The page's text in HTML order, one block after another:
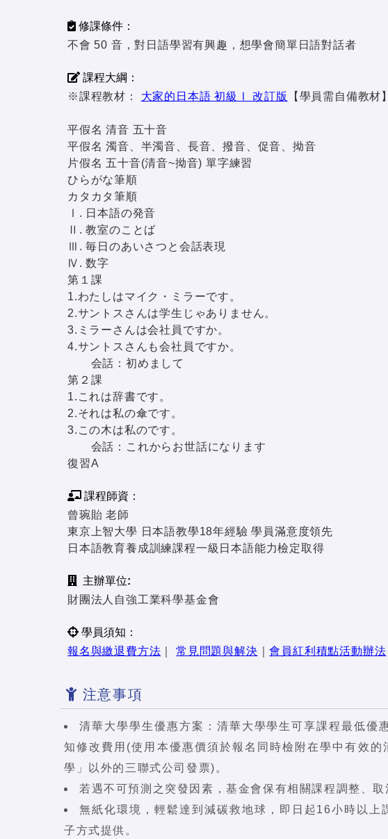
修課條件：
不會 50 音，對日語學習有興趣，想學會簡單日語對話者
課程大綱：
※課程教材： 大家的日本語 初級Ⅰ 改訂版 【學員需自備教材】
平假名 清音 五十音
平假名 濁音、半濁音、長音、撥音、促音、拗音
片假名 五十音(清音~拗音) 單字練習
ひらがな筆順
カタカタ筆順
Ⅰ. 日本語の発音
Ⅱ. 教室のことば
Ⅲ. 毎日のあいさつと会話表現
Ⅳ. 数字
第１課
1.わたしはマイク・ミラーです。
2.サントスさんは学生じゃありません。
3.ミラーさんは会社員ですか。
4.サントスさんも会社員ですか。
会話：初めまして
第２課
1.これは辞書です。
2.それは私の傘です。
3.この木は私のです。
会話：これからお世話になります
復習A
課程師資：
曾琬貽 老師
東京上智大學 日本語教學18年經驗 學員滿意度領先
日本語教育養成訓練課程一級日本語能力檢定取得
主辦單位:
財團法人自強工業科學基金會
學員須知：
報名與繳退費方法 ｜常見問題與解決 ｜會員紅利積點活動辦法
注意事項
清華大學學生優惠方案：清華大學學生可享課程最低
知修改費用(使用本優惠價須於報名同時檢附在學中有效
學」以外的三聯式公司發票)。
若遇不可預測之突發因素，基金會保有相關課程調整、取
無紙化環境，輕鬆達到減碳救地球，即日起16小時以
子方式提供。